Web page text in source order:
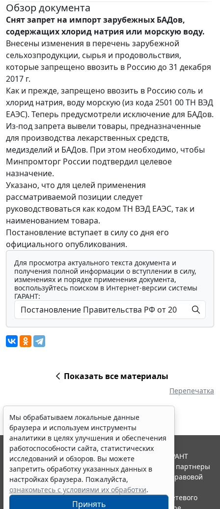
Обзор документа
Снят запрет на импорт зарубежных БАДов,
содержащих хлорид натрия или морскую воду.
Внесены изменения в перечень зарубежной
сельхозпродукции, сырья и продовольствия,
которые запрещено ввозить в Россию до 31 декабря
2017 г.
Как и прежде, запрещено ввозить в Россию соль и
хлорид натрия, воду морскую (из кода 2501 00 ТН ВЭД
ЕАЭС). Теперь предусмотрели исключение для БАДов.
Из-под запрета вывели товары, предназначенные
для производства лекарственных средств,
медизделий и БАДов. При этом необходимо, чтобы
Минпромторг России подтвердил целевое
назначение.
Указано, что для целей применения
рассматриваемой позиции следует
руководствоваться как кодом ТН ВЭД ЕАЭС, так и
наименованием товара.
Постановление вступает в силу со дня его
официального опубликования.
Для просмотра актуального текста документа и
получения полной информации о вступлении в силу,
изменениях и порядке применения документа,
воспользуйтесь поиском в Интернет-версии системы
ГАРАНТ:
Показать все материалы
Перепечатка
Мы обрабатываем локальные данные
браузера и используем инструменты
аналитики в целях улучшения и обеспечения
работоспособности сайта, статистических
исследований и обзоров. Вы можете
запретить обработку указанных данных в
настройках браузера. Пожалуйста,
ознакомьтесь с условиями их обработки.
Принять
© ООО "НПП "ГАРАНТ-СЕРВИС", 2026. Система ГАРАНТ
выпускается с 1990 года. Компания "Гарант" и ее партнеры
являются участниками Российской ассоциации правовой
информации ГАРАНТ.
Портал ГАРАНТ.РУ зарегистрирован в качестве сетевого